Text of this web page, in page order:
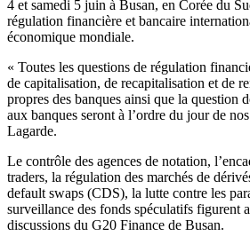
4 et samedi 5 juin à Busan, en Corée du
régulation financière et bancaire
économique mondiale.
« Toutes les questions de régulation
de capitalisation, de recapitalisation et de
propres des banques ainsi que la question
aux banques seront à l’ordre du jour de
Lagarde.
Le contrôle des agences de notation,
traders, la régulation des marchés de
default swaps (CDS), la lutte contre les
surveillance des fonds spéculatifs figurent
discussions du G20 Finance de Busan.